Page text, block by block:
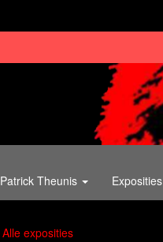
Patrick Theunis Exposities
Alle exposities